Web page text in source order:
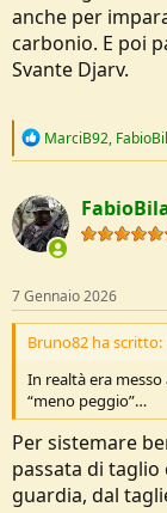
anche per
carbonio. E poi
Svante Djarv.
R
c
t
i
o
s
:
MarciB92,
7 Gennaio 2026
Bruno82 ha scritto:
In realtà era
“meno peggio”…
Per sistemare
passata di
guardia, dal